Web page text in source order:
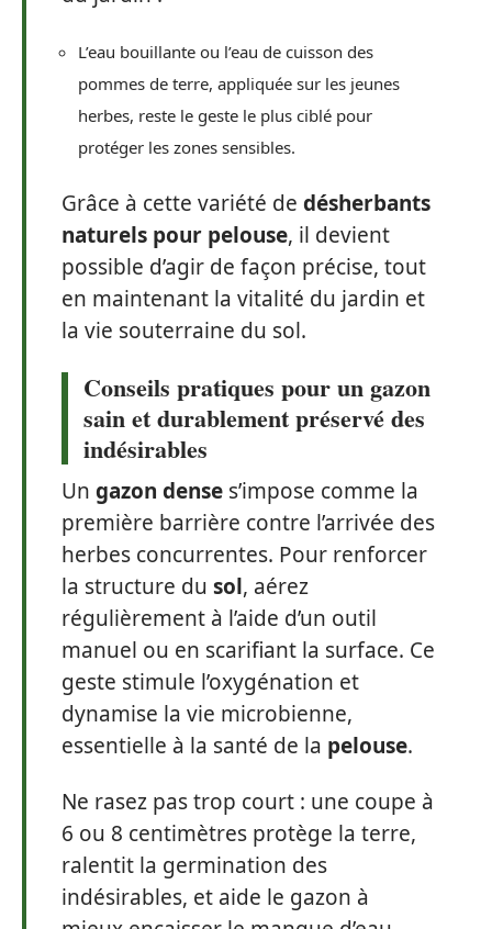
L’eau bouillante ou l’eau de cuisson des
pommes de terre, appliquée sur les jeunes
herbes, reste le geste le plus ciblé pour
protéger les zones sensibles.
Grâce à cette variété de désherbants
naturels pour pelouse, il devient
possible d’agir de façon précise, tout
en maintenant la vitalité du jardin et
la vie souterraine du sol.
Conseils pratiques pour un gazon
sain et durablement préservé des
indésirables
Un gazon dense s’impose comme la
première barrière contre l’arrivée des
herbes concurrentes. Pour renforcer
la structure du sol, aérez
régulièrement à l’aide d’un outil
manuel ou en scarifiant la surface. Ce
geste stimule l’oxygénation et
dynamise la vie microbienne,
essentielle à la santé de la pelouse.
Ne rasez pas trop court : une coupe à
6 ou 8 centimètres protège la terre,
ralentit la germination des
indésirables, et aide le gazon à